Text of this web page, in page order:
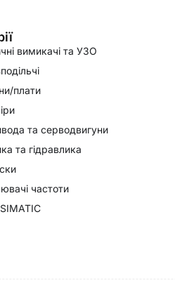
вимикачі та УЗО
плати
та серводвигуни
та гідравлика
частоти